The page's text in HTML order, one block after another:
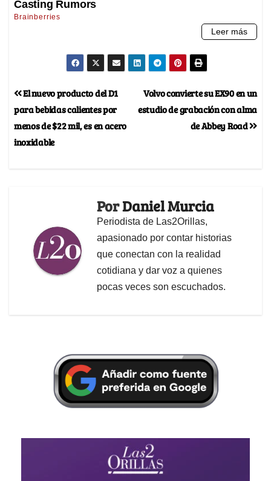
Volvo convierte su EX90 en un
estudio de grabación con alma
de Abbey Road
El nuevo producto del D1
para bebidas calientes por
menos de $22 mil, es en acero
inoxidable
PorDaniel Murcia
Periodista de Las2Orillas,
apasionado por contar historias
que conectan con la realidad
cotidiana y dar voz a quienes
pocas veces son escuchados.